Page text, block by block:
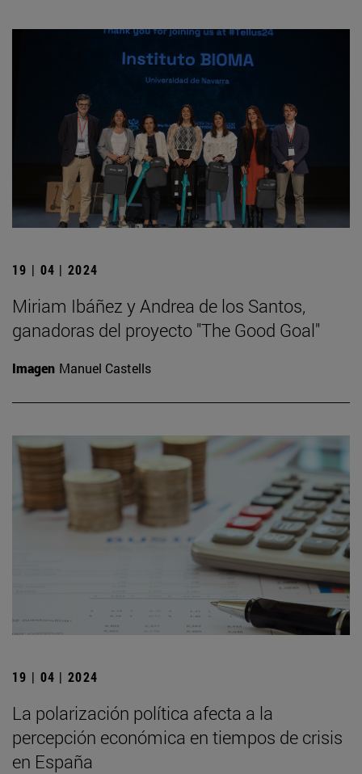
19 | 04 | 2024
Miriam Ibáñez y Andrea de los Santos,
ganadoras del proyecto "The Good Goal"
Imagen Manuel Castells
19 | 04 | 2024
La polarización política afecta a la
percepción económica en tiempos de crisis
en España